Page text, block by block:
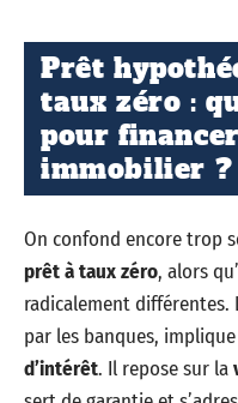
Prêt
taux zéro :
pour
immobilier ?
On confond encore trop
prêt à taux zéro, alors
radicalement
par les banques,
d’intérêt. Il repose sur la